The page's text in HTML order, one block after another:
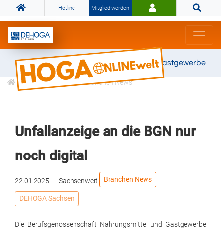
Hotline Mitglied werden
Gemeinsam stark für das Gastgewerbe
Informationen Branchen News
Unfallanzeige an die BGN nur
noch digital
22.01.2025 Sachsenweit Branchen News
DEHOGA Sachsen
Die Berufsgenossenschaft Nahrungsmittel und Gastgewerbe